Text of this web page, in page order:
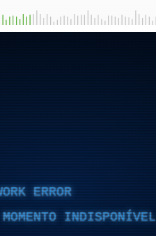
ERROR
INDISPONÍVEL